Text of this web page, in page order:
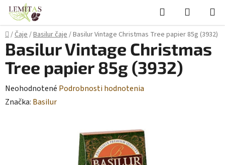
Prejsť
obsah
Hľadať
KOŠÍK
Domov
/Čaje/Basilur čaje/Basilur Vintage Christmas Tree papier 85g (3932)
Basilur Vintage Christmas
Tree papier 85g (3932)
Priemerné
hodnotenie
Neohodnotené Podrobnosti hodnotenia
Značka: Basilur